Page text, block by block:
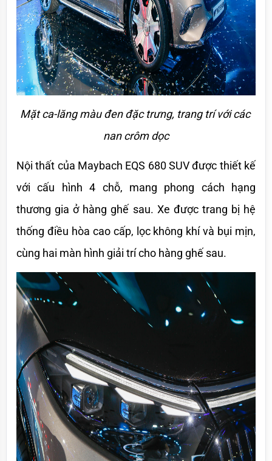
Mặt ca-lăng màu đen đặc trưng, trang trí với các
nan crôm dọc
Nội thất của Maybach EQS 680 SUV được thiết kế
với cấu hình 4 chỗ, mang phong cách hạng
thương gia ở hàng ghế sau. Xe được trang bị hệ
thống điều hòa cao cấp, lọc không khí và bụi mịn,
cùng hai màn hình giải trí cho hàng ghế sau.